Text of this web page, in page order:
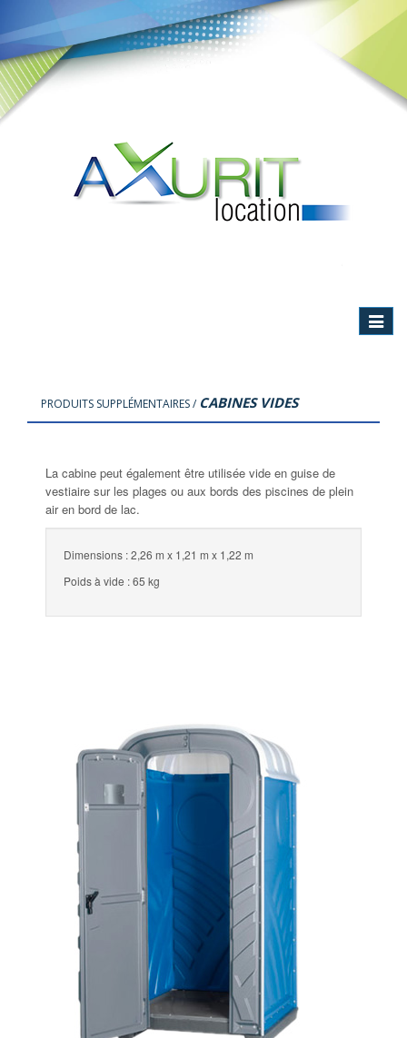
Toggle
PRODUITS SUPPLÉMENTAIRES / CABINES VIDES
La cabine peut également être utilisée vide en guise de
vestiaire sur les plages ou aux bords des piscines de plein
air en bord de lac.
Dimensions : 2,26 m x 1,21 m x 1,22 m
Poids à vide : 65 kg